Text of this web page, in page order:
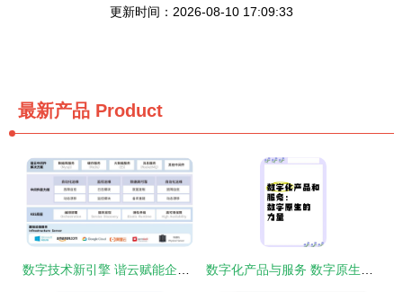
更新时间：2026-08-10 17:09:33
最新产品 Product